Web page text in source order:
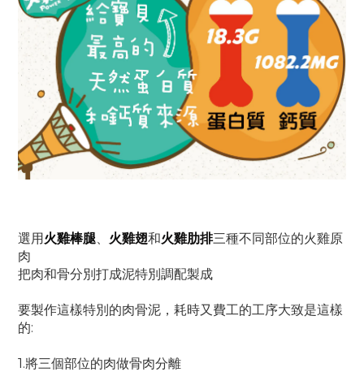
選用火雞棒腿 火雞翅和火雞肋排三種不同部位的火雞原
肉
把肉和骨分別打成泥特別調配製成
要製作這樣特別的肉骨泥，耗時又費工的工序大致是這樣
的:
1.將三個部位的肉做骨肉分離